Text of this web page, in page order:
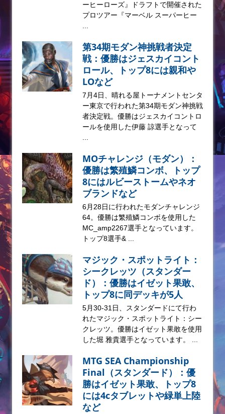
ーヒーローズ』ドラフトで開催された
プロツアー『マーベル スーパーヒー
第34期モダン神挑戦者決定
戦：優勝はジェスカイコント
ロール、トップ8には親和や
LOなど
7月4日、晴れる屋トーナメントセンタ
ー東京で行われた第34期モダン神挑戦
者決定戦。優勝はジェスカイコントロ
ールを使用した伊藤 諒選手となって
MOチャレンジ（モダン）：
優勝は繁殖鱗コンボ、トップ
8にはルビーストームやネオ
ブランドなど
6月28日に行われたモダンチャレンジ
64。優勝は繁殖鱗コンボを使用した
MC_amp2267選手となっています。
トップ8選手& ...
マジック・スポットライト：
シークレッツ（スタンダー
ド）：優勝はイゼット果敢、
トップ8に同デッキが5人
5月30-31日、スタンダードにて行わ
れたマジック・スポットライト：シー
クレッツ。優勝はイゼット果敢を使用
した堀 雅貴選手となっています。 ...
MTG SEA Championship
Final（スタンダード）：優
勝はイゼット果敢、トップ8
には4cタブレットや緑単上陸
など